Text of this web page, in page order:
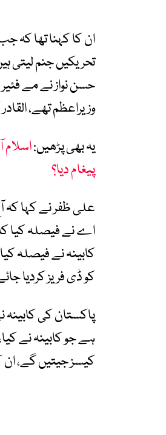
ان کا کہنا تھا کہ
تحریکیں جنم لیتی
وزیراعظم تھے، القادر کیس میں
یہ بھی پڑھیں:
پیغام دیا؟
علی ظفر نے کہا کہ
اے نے فیصلہ کیا
کابینہ نے فیصلہ
کو ڈی فریز کردیا
پاکستان کی
ہے جو کابینہ نے
کیسز جیتیں گے،